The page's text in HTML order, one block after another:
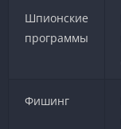
Шпионские
программы
Фишинг